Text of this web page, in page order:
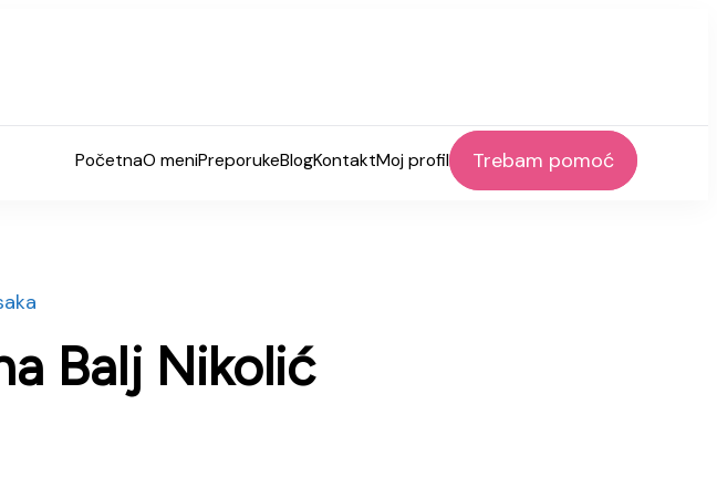
PočetnaO meniPreporukeBlogKontaktMoj profil Trebam pomoć
Balj Nikolić